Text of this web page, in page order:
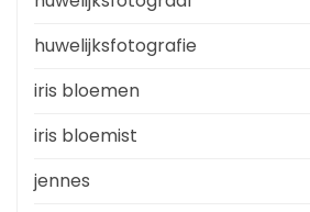
huwelijksfotografie
iris bloemen
iris bloemist
jennes